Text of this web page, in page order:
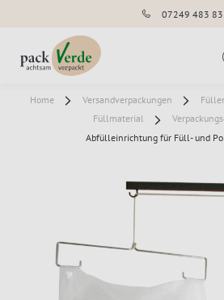
07249 483 83
Home Versandverpackungen
Füllmaterial
Abfülleinrichtung für Füll- und